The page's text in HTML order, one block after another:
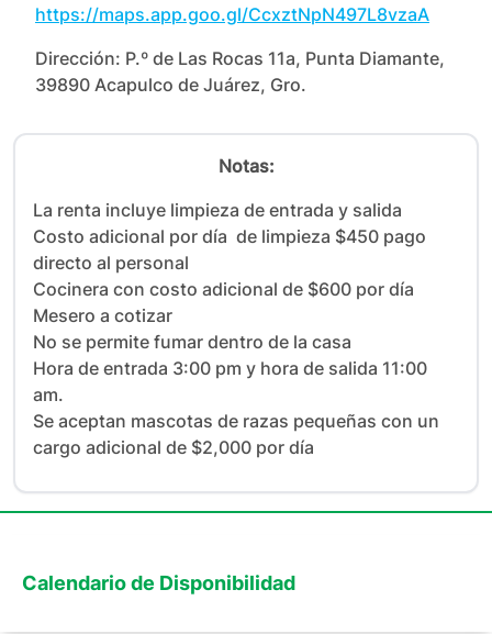
https://maps.app.goo.gl/CcxztNpN497L8vzaA
Dirección: P.º de Las Rocas 11a, Punta Diamante,
39890 Acapulco de Juárez, Gro.
Notas:
La renta incluye limpieza de entrada y salida
Costo adicional por día  de limpieza $450 pago
directo al personal
Cocinera con costo adicional de $600 por día
Mesero a cotizar
No se permite fumar dentro de la casa
Hora de entrada 3:00 pm y hora de salida 11:00
am.
Se aceptan mascotas de razas pequeñas con un
cargo adicional de $2,000 por día
Calendario de Disponibilidad